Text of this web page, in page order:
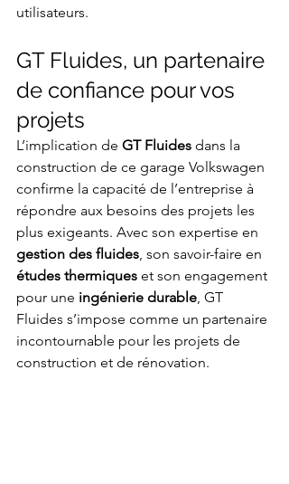
utilisateurs.
GT Fluides, un partenaire
de confiance pour vos
projets
L’implication de GT Fluides dans la
construction de ce garage Volkswagen
confirme la capacité de l’entreprise à
répondre aux besoins des projets les
plus exigeants. Avec son expertise en
gestion des fluides, son savoir-faire en
études thermiques et son engagement
pour une ingénierie durable, GT
Fluides s’impose comme un partenaire
incontournable pour les projets de
construction et de rénovation.